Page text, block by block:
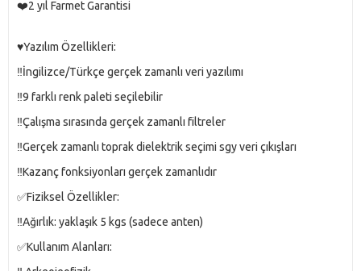
❤️2 yıl Farmet Garantisi
♥️Yazılım Özellikleri:
‼️İngilizce/Türkçe gerçek zamanlı veri yazılımı
‼️9 farklı renk paleti seçilebilir
‼️Çalışma sırasında gerçek zamanlı filtreler
‼️Gerçek zamanlı toprak dielektrik seçimi sgy veri çıkışları
‼️Kazanç fonksiyonları gerçek zamanlıdır
✅Fiziksel Özellikler:
‼️Ağırlık: yaklaşık 5 kgs (sadece anten)
✅Kullanım Alanları: